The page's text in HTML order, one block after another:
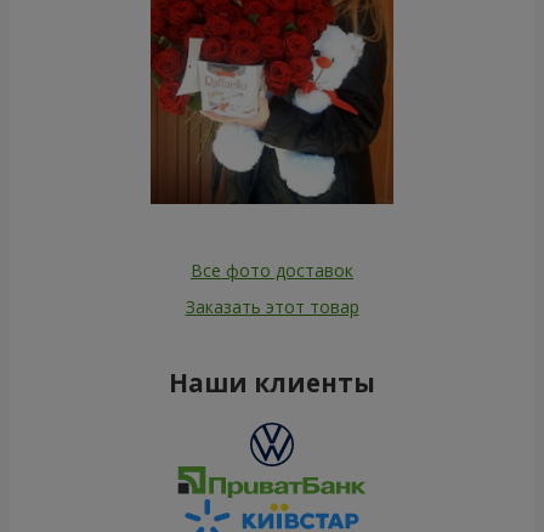
Все фото доставок
Заказать этот товар
Наши клиенты